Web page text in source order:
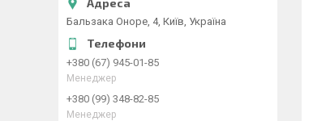
Бальзака Оноре, 4, Київ, Україна
+380 (67) 945-01-85
Менеджер
+380 (99) 348-82-85
Менеджер